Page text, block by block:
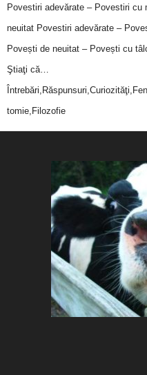
Povestiri adevărate – Povestiri
neuitat Povestiri adevărate –
Povești de neuitat – Povești cu
Ştiaţi că…
tomie,Filozofie